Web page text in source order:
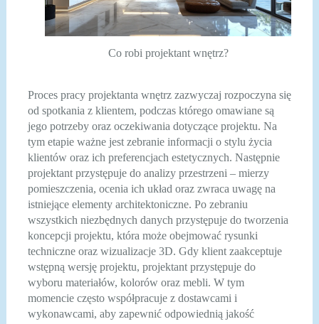
Co robi projektant wnętrz?
Proces pracy projektanta wnętrz zazwyczaj rozpoczyna się
od spotkania z klientem, podczas którego omawiane są
jego potrzeby oraz oczekiwania dotyczące projektu. Na
tym etapie ważne jest zebranie informacji o stylu życia
klientów oraz ich preferencjach estetycznych. Następnie
projektant przystępuje do analizy przestrzeni – mierzy
pomieszczenia, ocenia ich układ oraz zwraca uwagę na
istniejące elementy architektoniczne. Po zebraniu
wszystkich niezbędnych danych przystępuje do tworzenia
koncepcji projektu, która może obejmować rysunki
techniczne oraz wizualizacje 3D. Gdy klient zaakceptuje
wstępną wersję projektu, projektant przystępuje do
wyboru materiałów, kolorów oraz mebli. W tym
momencie często współpracuje z dostawcami i
wykonawcami, aby zapewnić odpowiednią jakość